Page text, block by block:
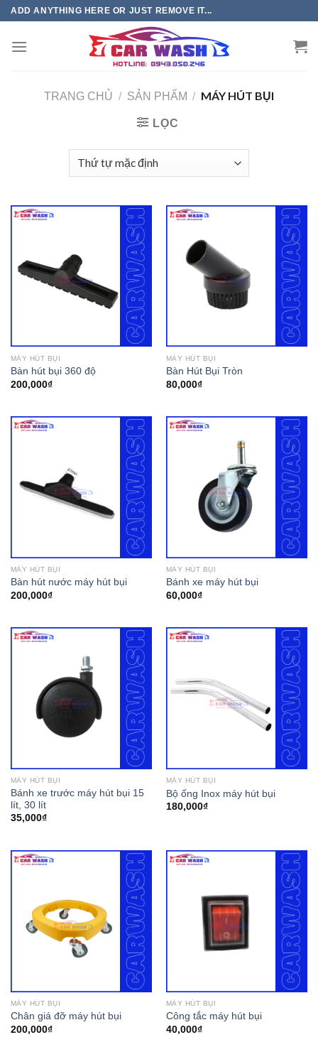
Chuyển
phần
ADD ANYTHING HERE OR JUST REMOVE IT...
TRANG CHỦ / SẢN PHẨM / MÁY HÚT BỤI
LỌC
MÁY HÚT BỤI
Bàn hút bụi 360 độ
200,000₫
MÁY HÚT BỤI
Bàn Hút Bụi Tròn
80,000₫
MÁY HÚT BỤI
Bàn hút nước máy hút bụi
200,000₫
MÁY HÚT BỤI
Bánh xe máy hút bụi
60,000₫
MÁY HÚT BỤI
Bánh xe trước máy hút bụi 15
lít, 30 lít
35,000₫
MÁY HÚT BỤI
Bộ ống Inox máy hút bụi
180,000₫
MÁY HÚT BỤI
Chân giá đỡ máy hút bụi
200,000₫
MÁY HÚT BỤI
Công tắc máy hút bụi
40,000₫